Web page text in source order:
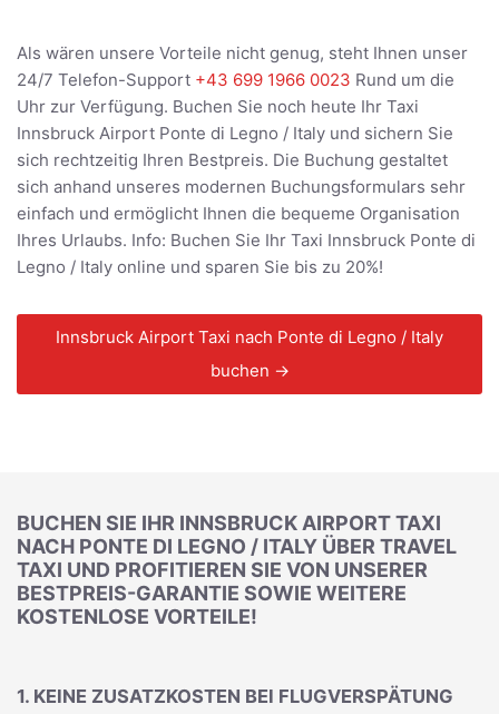
Als wären unsere Vorteile nicht genug, steht Ihnen unser
24/7 Telefon-Support +43 699 1966 0023 Rund um die
Uhr zur Verfügung. Buchen Sie noch heute Ihr Taxi
Innsbruck Airport Ponte di Legno / Italy und sichern Sie
sich rechtzeitig Ihren Bestpreis. Die Buchung gestaltet
sich anhand unseres modernen Buchungsformulars sehr
einfach und ermöglicht Ihnen die bequeme Organisation
Ihres Urlaubs. Info: Buchen Sie Ihr Taxi Innsbruck Ponte di
Legno / Italy online und sparen Sie bis zu 20%!
Innsbruck Airport Taxi nach Ponte di Legno / Italy
buchen →
BUCHEN SIE IHR INNSBRUCK AIRPORT TAXI
NACH PONTE DI LEGNO / ITALY ÜBER TRAVEL
TAXI UND PROFITIEREN SIE VON UNSERER
BESTPREIS-GARANTIE SOWIE WEITERE
KOSTENLOSE VORTEILE!
1. KEINE ZUSATZKOSTEN BEI FLUGVERSPÄTUNG